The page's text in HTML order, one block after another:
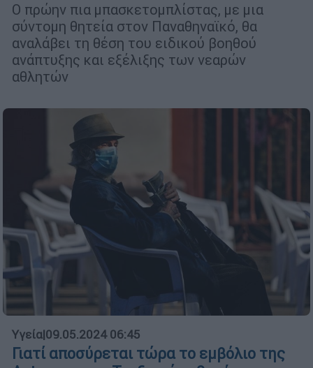
Ο πρώην πια μπασκετομπλίστας, με μια
σύντομη θητεία στον Παναθηναϊκό, θα
αναλάβει τη θέση του ειδικού βοηθού
ανάπτυξης και εξέλιξης των νεαρών
αθλητών
Υγεία|09.05.2024 06:45
Γιατί αποσύρεται τώρα το εμβόλιο της